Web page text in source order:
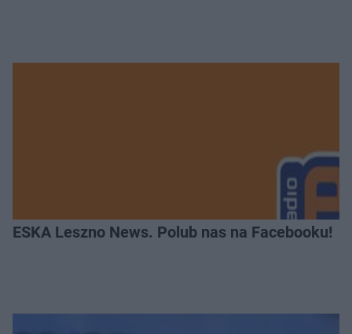
ESKA Leszno News. Polub nas na Facebooku!